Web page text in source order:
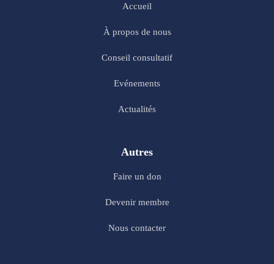
Accueil
À propos de nous
Conseil consultatif
Evénements
Actualités
Autres
Faire un don
Devenir membre
Nous contacter